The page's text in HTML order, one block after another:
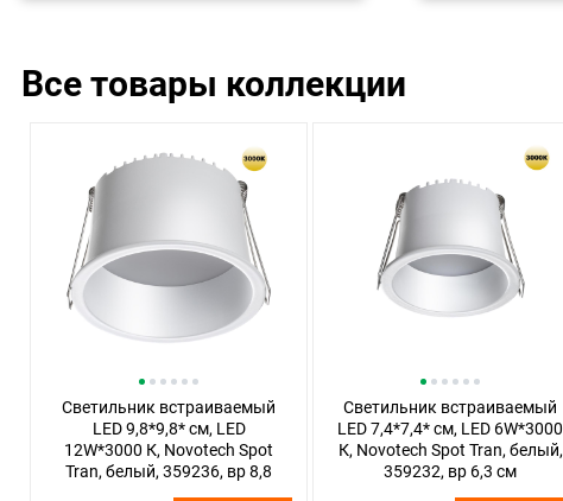
Все товары коллекции
Светильник встраиваемый
LED 9,8*9,8* см, LED
12W*3000 К, Novotech Spot
Tran, белый, 359236, вр 8,8
Светильник встраиваемый
LED 7,4*7,4* см, LED 6W*3000
К, Novotech Spot Tran, белый,
359232, вр 6,3 см